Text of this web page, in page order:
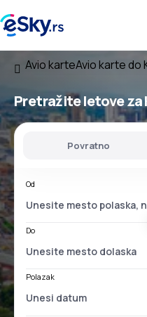
Avio karteAvio karte do
Pretražite letove za
Povratno
Od
Do
Polazak